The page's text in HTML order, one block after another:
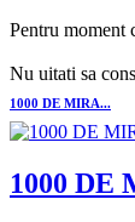
Pentru moment
Nu uitati sa
1000 DE MIRA...
1000 DE